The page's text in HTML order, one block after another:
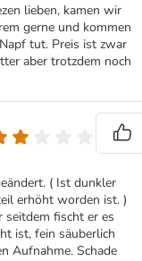
lieben, kamen wir
gerne und kommen
tut. Preis ist zwar
aber trotzdem noch
( Ist dunkler
erhöht worden ist. )
seitdem fischt er es
ist, fein säuberlich
Aufnahme. Schade